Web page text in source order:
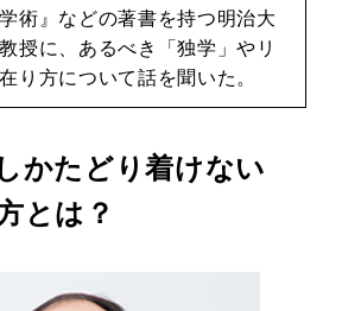
術』などの著書を持つ明治大
授に、あるべき「独学」やリ
り方について話を聞いた。
かたどり着けない
とは？